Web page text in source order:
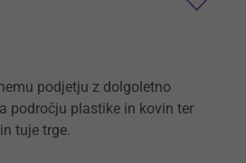
podjetju z dolgoletno
področju plastike in kovin ter
tuje trge.